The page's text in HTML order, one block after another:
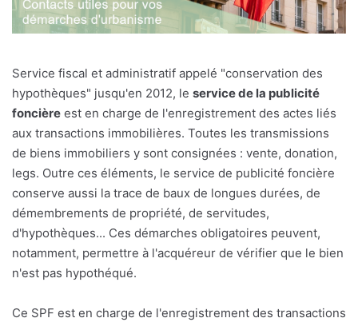
Service fiscal et administratif appelé "conservation des
hypothèques" jusqu'en 2012, le service de la publicité
foncière est en charge de l'enregistrement des actes liés
aux transactions immobilières. Toutes les transmissions
de biens immobiliers y sont consignées : vente, donation,
legs. Outre ces éléments, le service de publicité foncière
conserve aussi la trace de baux de longues durées, de
démembrements de propriété, de servitudes,
d'hypothèques... Ces démarches obligatoires peuvent,
notamment, permettre à l'acquéreur de vérifier que le bien
n'est pas hypothéqué.
Ce SPF est en charge de l'enregistrement des transactions